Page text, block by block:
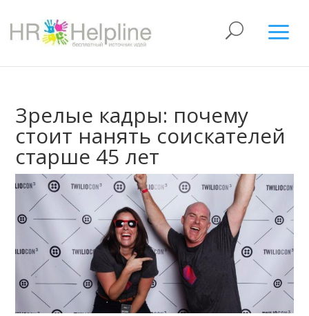
Зрелые кадры: почему
стоит нанять соискателей
старше 45 лет